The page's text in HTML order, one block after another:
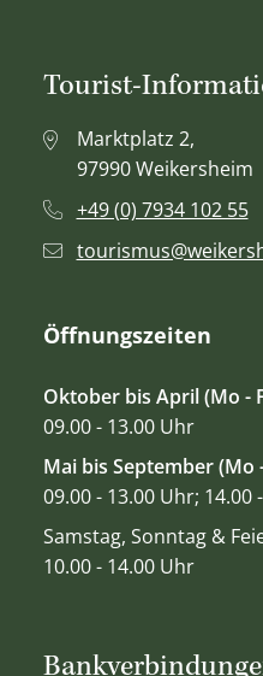
Tourist-
Marktplatz 2,
97990 Weikersheim
+49 (0) 7934 102 55
Öffnungszeiten
Oktober bis April (Mo -
09.00 - 13.00 Uhr
Mai bis September (Mo
09.00 - 13.00 Uhr; 14.00
Samstag, Sonntag &
10.00 - 14.00 Uhr